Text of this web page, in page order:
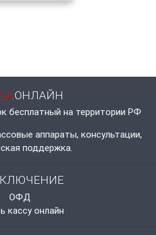
.ОНЛАЙН
бесплатный на территории РФ
аппараты, консультации,
поддержка.
ОФД
кассу онлайн